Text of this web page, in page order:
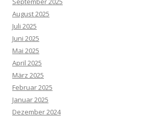
August 2025
Juli 2025
Juni 2025
Mai 2025
April 2025
März 2025
Februar 2025
Januar 2025
Dezember 2024